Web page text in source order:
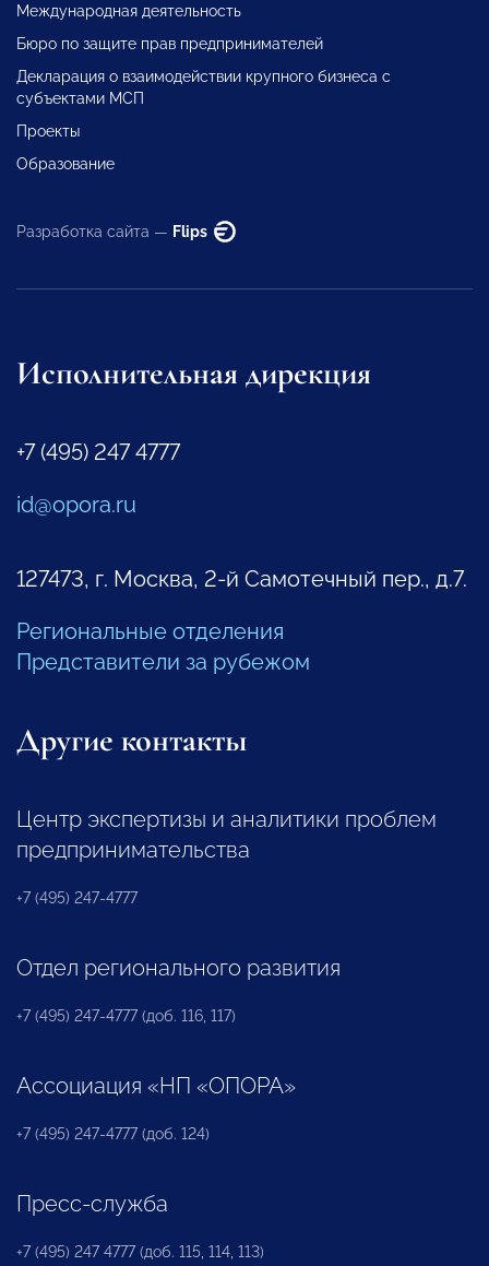
Международная деятельность
Бюро по защите прав предпринимателей
Декларация о взаимодействии крупного бизнеса с
субъектами МСП
Проекты
Образование
Разработка сайта — Flips
Исполнительная дирекция
+7 (495) 247 4777
id@opora.ru
127473, г. Москва, 2-й Самотечный пер., д.7.
Региональные отделения
Представители за рубежом
Другие контакты
Центр экспертизы и аналитики проблем
предпринимательства
+7 (495) 247-4777
Отдел регионального развития
+7 (495) 247-4777 (доб. 116, 117)
Ассоциация «НП «ОПОРА»
+7 (495) 247-4777 (доб. 124)
Пресс-служба
+7 (495) 247 4777 (доб. 115, 114, 113)